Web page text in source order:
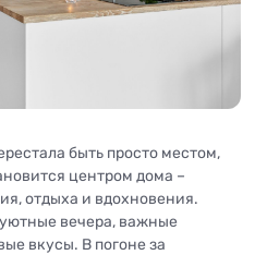
быть просто местом,
центром дома –
отдыха и вдохновения.
вечера, важные
вкусы. В погоне за